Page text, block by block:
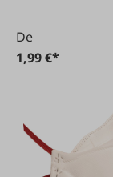
De
1,99 €*